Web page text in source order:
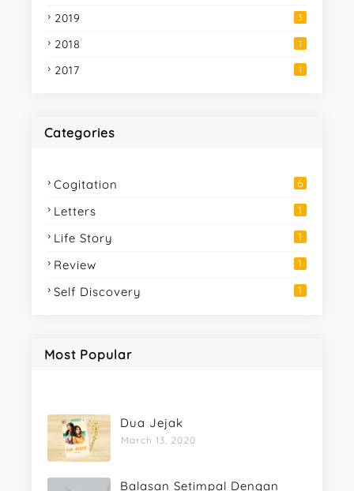
2019 3
2018 1
2017 1
Categories
Cogitation 6
Letters 1
Life Story 1
Review 1
Self Discovery 1
Most Popular
Dua Jejak
March 13, 2020
Balasan Setimpal Dengan